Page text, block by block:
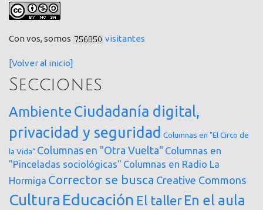
Con vos, somos visitantes
[Volver al inicio]
Secciones
AmbienteCiudadanía digital,
privacidad y seguridad Columnas en "El Circo de
la Vida" Columnas en "Otra Vuelta" Columnas en
"Pinceladas sociológicas" Columnas en Radio La
Hormiga Corrector se busca Creative Commons
Cultura Educación El taller En el aula